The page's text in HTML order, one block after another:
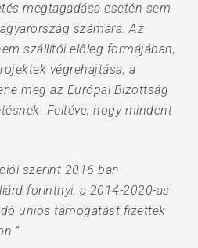
megtagadása esetén sem
számára. Az
szállítói előleg formájában,
végrehajtása, a
meg az Európai Bizottság
Feltéve, hogy mindent
szerint 2016-ban
forintnyi, a 2014-2020-as
uniós támogatást fizettek